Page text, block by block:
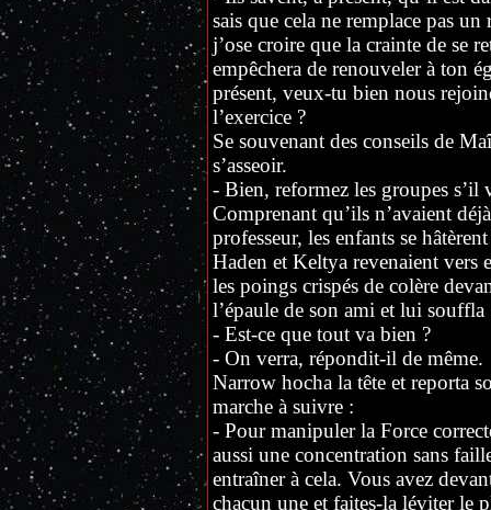
sais que cela ne remplace pas
j’ose croire que la crainte de se
empêchera de renouveler à ton
présent, veux-tu bien nous
l’exercice ?
Se souvenant des conseils de
s’asseoir.
- Bien, reformez les groupes
Comprenant qu’ils n’avaient
professeur, les enfants se
Haden et Keltya revenaient
les poings crispés de colère
l’épaule de son ami et lui souffla
- Est-ce que tout va bien ?
- On verra, répondit-il de même.
Narrow hocha la tête et reporta
marche à suivre :
- Pour manipuler la Force
aussi une concentration sans
entraîner à cela. Vous avez
chacun une et faites-la léviter le